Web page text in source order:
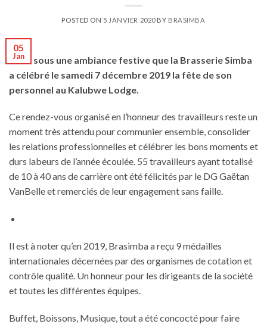
POSTED ON 5 JANVIER 2020 BY BRASIMBA
05
Jan
C’est sous une ambiance festive que la Brasserie Simba
a célébré le samedi 7 décembre 2019 la fête de son
personnel au Kalubwe Lodge.
Ce rendez-vous organisé en l’honneur des travailleurs reste un
moment très attendu pour communier ensemble, consolider
les relations professionnelles et célébrer les bons moments et
durs labeurs de l’année écoulée. 55 travailleurs ayant totalisé
de 10 à 40 ans de carrière ont été félicités par le DG Gaëtan
VanBelle et remerciés de leur engagement sans faille.
Il est à noter qu’en 2019, Brasimba a reçu 9 médailles
internationales décernées par des organismes de cotation et
contrôle qualité. Un honneur pour les dirigeants de la société
et toutes les différentes équipes.
Buffet, Boissons, Musique, tout a été concocté pour faire